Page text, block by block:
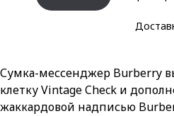
Сумка-мессенджер Burberry
клетку Vintage Check и
жаккардовой надписью